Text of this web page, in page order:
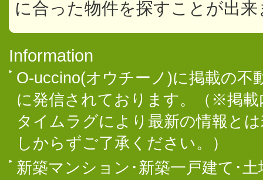
に合った物件を探すことが出来
Information
O-uccino(オウチーノ)に掲載の不
に発信されております。（※掲
タイムラグにより最新の情報と
しからずご了承ください。）
新築マンション･新築一戸建て･